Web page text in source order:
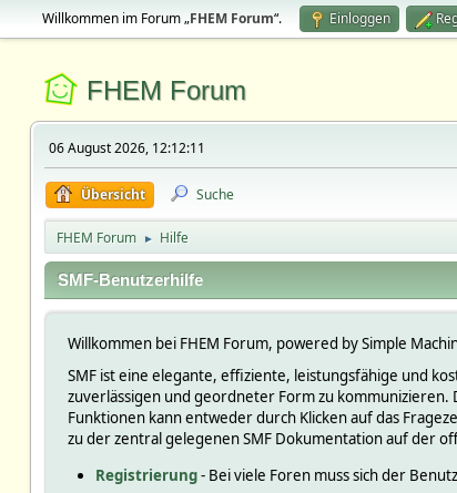
Willkommen im Forum „FHEM Forum“. Einloggen
FHEM Forum
06 August 2026, 12:12:11
Übersicht Suche
FHEM Forum ► Hilfe
SMF-Benutzerhilfe
Willkommen bei FHEM Forum, powered by Simple
SMF ist eine elegante, effiziente, leistungsfähige und
zuverlässigen und geordneter Form zu
Funktionen kann entweder durch Klicken auf das
zu der zentral gelegenen SMF Dokumentation auf der
Registrierung- Bei viele Foren muss sich der